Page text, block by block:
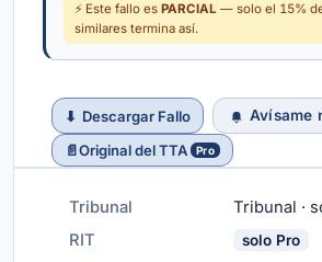
⚡ Este fallo es PARCIAL — solo el 15%
similares termina así.
⬇ Descargar Fallo
Avísame
📄Original del TTA Pro
Tribunal
Tribunal ·
RIT
solo Pro